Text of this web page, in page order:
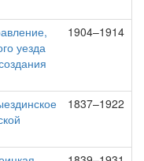
уезда
1904–1914
1837–1922